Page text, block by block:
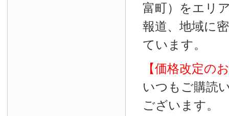
富町）をエリ
報道、地域に
ています。
【価格改定の
いつもご購読
ございます。